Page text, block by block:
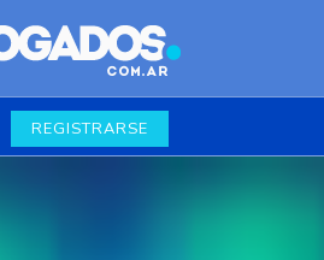
REGISTRARSE